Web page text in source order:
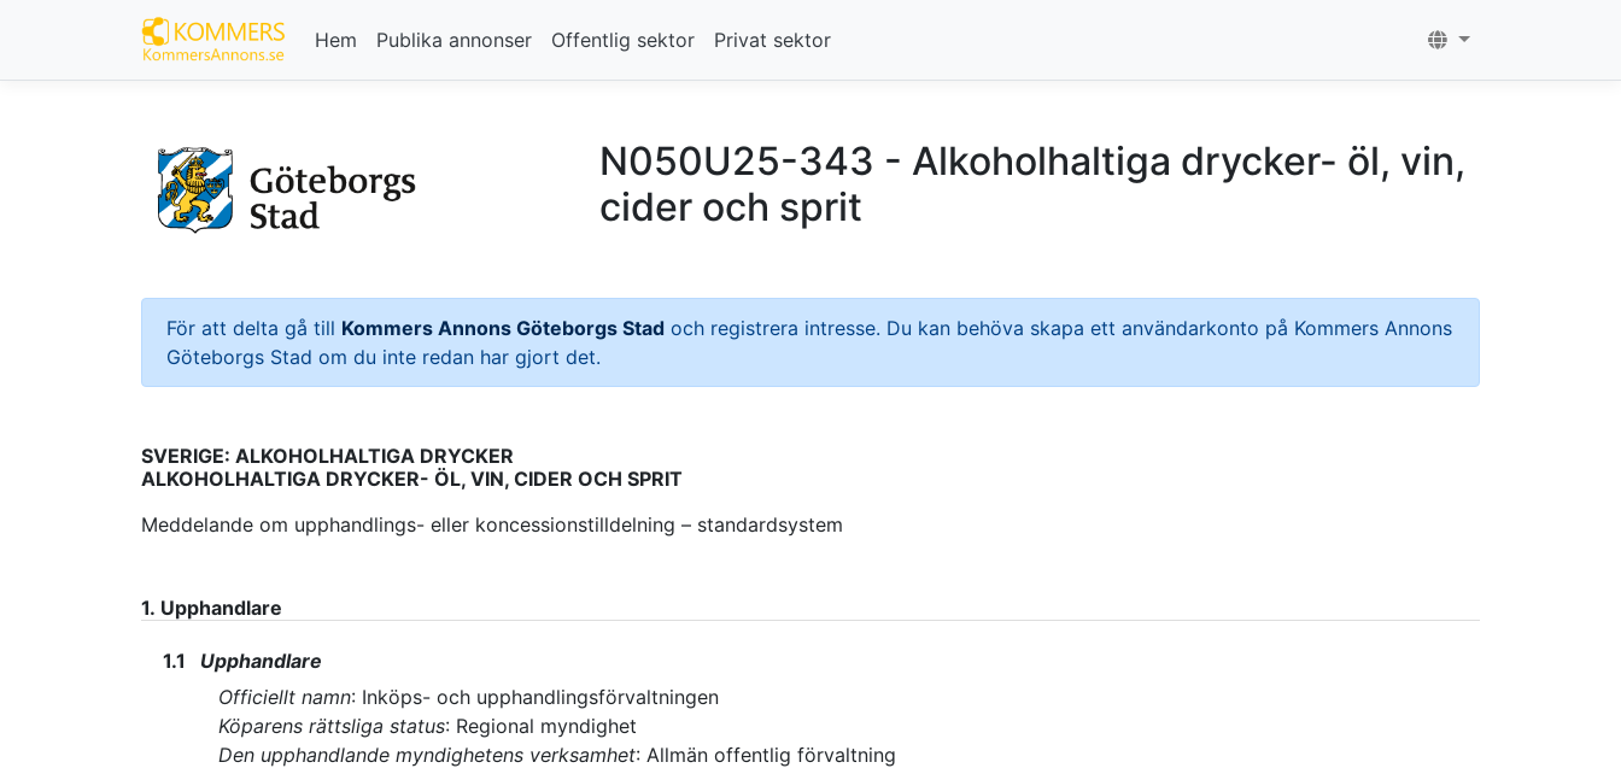
Hem Publika annonser Offentlig sektor Privat sektor
N050U25-343 - Alkoholhaltiga drycker- öl, vin,
cider och sprit
För att delta gå till Kommers Annons Göteborgs Stad och registrera intresse. Du kan behöva skapa ett användarkonto på Kommers Annons
Göteborgs Stad om du inte redan har gjort det.
SVERIGE: ALKOHOLHALTIGA DRYCKER
ALKOHOLHALTIGA DRYCKER- ÖL, VIN, CIDER OCH SPRIT
Meddelande om upphandlings- eller koncessionstilldelning – standardsystem
1. Upphandlare
1.1
Upphandlare
Officiellt namn: Inköps- och upphandlingsförvaltningen
Köparens rättsliga status: Regional myndighet
Den upphandlande myndighetens verksamhet: Allmän offentlig förvaltning